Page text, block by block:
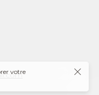
votre